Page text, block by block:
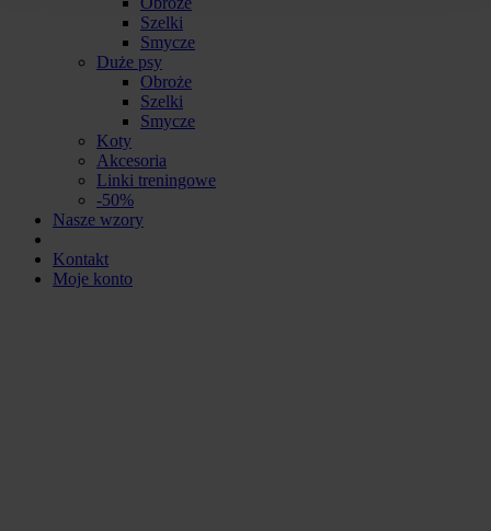
Szelki
Smycze
Duże psy
Obroże
Szelki
Smycze
Koty
Akcesoria
Linki treningowe
-50%
Nasze wzory
Kontakt
Moje konto